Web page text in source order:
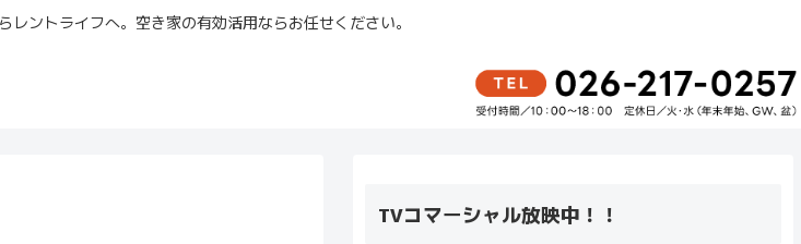
ントライフへ。空き家の有効活用ならお任せください。
TVコマーシャル放映中！！